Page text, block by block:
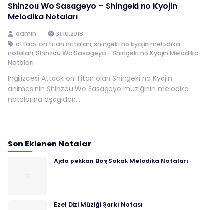
Shinzou Wo Sasageyo – Shingeki no Kyojin
Melodika Notaları
admin
31.10.2018
attack on titan notaları, shingeki no kyojin melodika
notaları, Shinzou Wo Sasageyo - Shingeki no Kyojin Melodika
Notaları
İngilizcesi Attack on Titan olan Shingeki no Kyojin
animesinin Shinzou Wo Sasageyo müziğinin melodika
notalarına aşağıdan...
Son Eklenen Notalar
Ajda pekkan Boş Sokak Melodika Notaları
Ezel Dizi Müziği Şarkı Notası